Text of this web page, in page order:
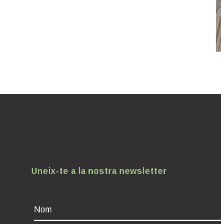
Uneix-te a la nostra newsletter